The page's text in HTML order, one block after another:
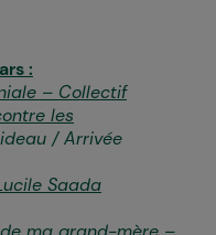
:
– Collectif
les
/ Arrivée
Saada